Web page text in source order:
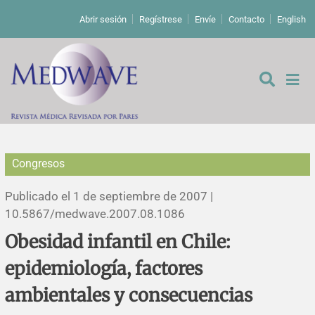
Abrir sesión Regístrese Envíe Contacto English
De los editores
Editoriales
Comentarios
Cartas a los editores
Estudios originales
Estudios cualitativos
Análisis
Congresos
Publicado el 1 de septiembre de 2007 |
10.5867/medwave.2007.08.1086
Obesidad infantil en Chile:
epidemiología, factores
ambientales y consecuencias